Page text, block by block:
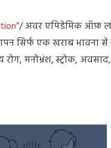
/ अवर एपिडेमिक ऑफ़
सिर्फ एक खराब
रोग, मनोभ्रंश, स्ट्रोक,